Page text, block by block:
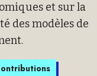
et sur la
des modèles de